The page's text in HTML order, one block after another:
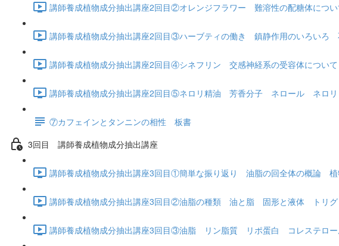
講師養成植物成分抽出講座2回目②オレンジフラワー 難溶性の配糖体につ
講師養成植物成分抽出講座2回目③ハーブティの働き 鎮静作用のいろい
講師養成植物成分抽出講座2回目④シネフリン 交感神経系の受容体につ
講師養成植物成分抽出講座2回目⑤ネロリ精油 芳香分子 ネロール ネロ
⑦カフェインとタンニンの相性 板書
3回目 講師養成植物成分抽出講座
講師養成植物成分抽出講座3回目①簡単な振り返り 油脂の回全体の概論 植
講師養成植物成分抽出講座3回目②油脂の種類 油と脂 固形と液体 トリ
講師養成植物成分抽出講座3回目③油脂 リン脂質 リポ蛋白 コレステロ